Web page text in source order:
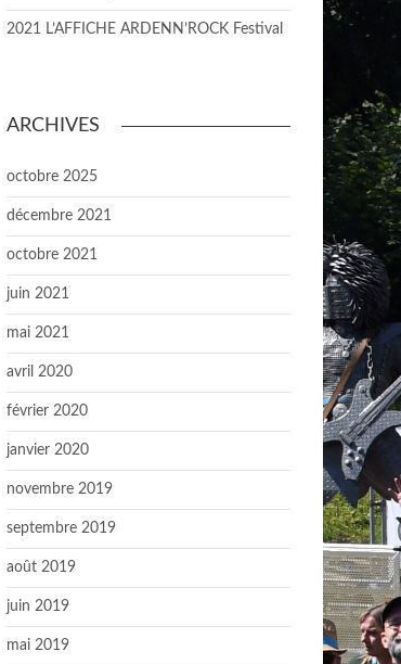
2021 L’AFFICHE ARDENN’ROCK Festival
ARCHIVES
octobre 2025
décembre 2021
octobre 2021
juin 2021
mai 2021
avril 2020
février 2020
janvier 2020
novembre 2019
septembre 2019
août 2019
juin 2019
mai 2019